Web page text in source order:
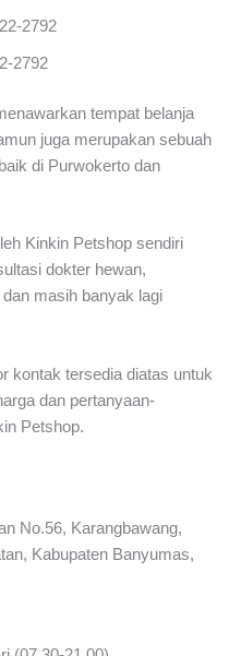
2792
2792
tempat belanja
juga merupakan sebuah
di Purwokerto dan
Kinkin Petshop sendiri
dokter hewan,
masih banyak lagi
kontak tersedia diatas untuk
dan pertanyaan-
Petshop.
No.56, Karangbawang,
Kabupaten Banyumas,